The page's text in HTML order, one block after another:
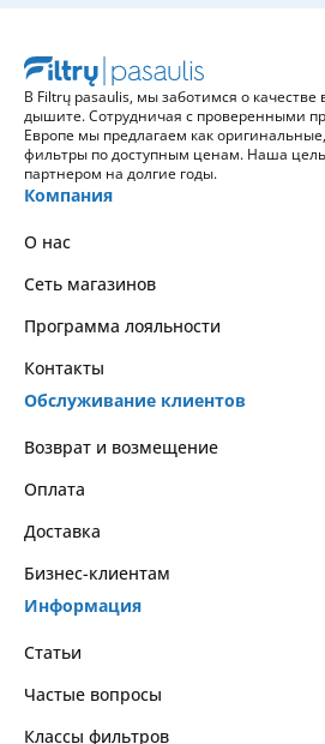
В Filtrų pasaulis, мы заботимся о качестве
дышите. Сотрудничая с проверенными
Европе мы предлагаем как
фильтры по доступным ценам. Наша
партнером на долгие годы.
Компания
О нас
Сеть магазинов
Программа лояльности
Контакты
Обслуживание клиентов
Возврат и возмещение
Оплата
Доставка
Бизнес-клиентам
Информация
Статьи
Частые вопросы
Классы фильтров